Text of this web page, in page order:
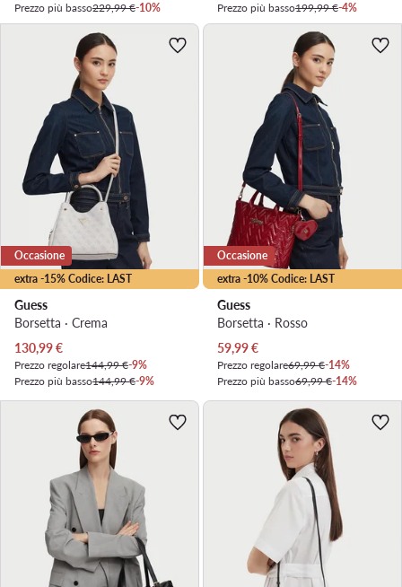
Prezzo più basso229,99 €-10%
Prezzo più basso199,99 €-4%
extra -15% Codice: LAST
Occasione
Guess
Borsetta · Crema
Prezzo attuale
130,99€
Prezzo regolare144,99 €-9%
Prezzo più basso144,99 €-9%
extra -10% Codice: LAST
Occasione
Guess
Borsetta · Rosso
Prezzo attuale
59,99€
Prezzo regolare69,99 €-14%
Prezzo più basso69,99 €-14%